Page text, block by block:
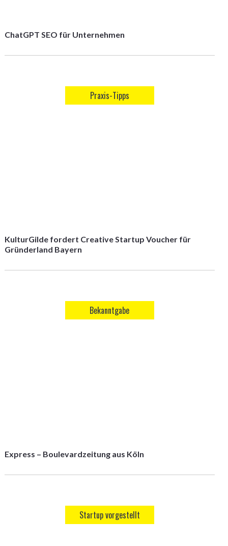
ChatGPT SEO für Unternehmen
Praxis-Tipps
KulturGilde fordert Creative Startup Voucher für
Gründerland Bayern
Bekanntgabe
Express – Boulevardzeitung aus Köln
Startup vorgestellt